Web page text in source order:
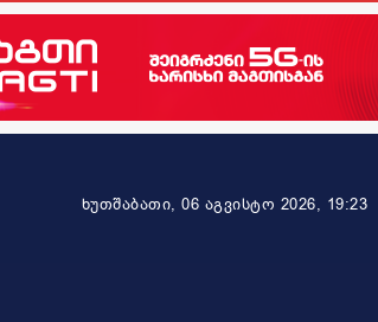
ხუთშაბათი, 06 აგვისტო 2026, 19:23